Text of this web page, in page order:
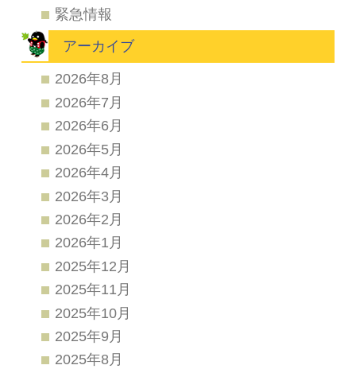
緊急情報
アーカイブ
2026年8月
2026年7月
2026年6月
2026年5月
2026年4月
2026年3月
2026年2月
2026年1月
2025年12月
2025年11月
2025年10月
2025年9月
2025年8月